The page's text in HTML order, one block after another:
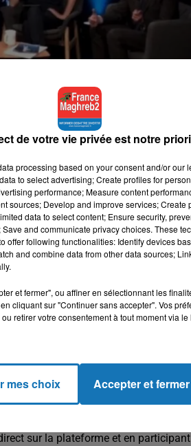
assez inédit du grand débat
et des ministres », l’exercice
le débat politique.
pour évoquer quatre sujets
fiscalité et dépenses publiques,
de France Télévision.
affirme la même source.
sur la plateforme et en
de votre vie privée est notre
processing based on your consent and/or our
to select advertising; Create profiles for
performance; Measure content
sources; Develop and improve services;
data to select content; Ensure security,
and communicate privacy choices. These
offer following functionalities: Identify devices
and combine data from other data sources;
et fermer", ou affiner en sélectionnant les
cliquant sur "Continuer sans accepter". Vos
retirer votre consentement à tout moment via
mes choix Accepter et fermer